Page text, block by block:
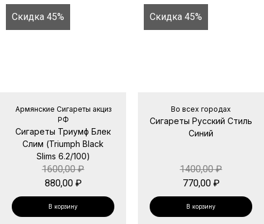
Скидка 45%
Армянские Сигареты акциз
РФ
Сигареты Триумф Блек
Слим (Triumph Black
Slims 6.2/100)
1600,00₽
880,00 ₽
В корзину
Скидка 45%
Во всех городах
Сигареты Русский Стиль
Синий
1400,00₽
770,00 ₽
В корзину